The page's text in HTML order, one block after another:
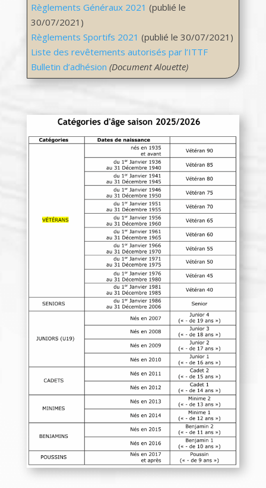
Règlements Généraux 2021 (publié le
30/07/2021)
Règlements Sportifs 2021 (publié le 30/07/2021)
Liste des revêtements autorisés par l’ITTF
Bulletin d’adhésion (Document Alouette)